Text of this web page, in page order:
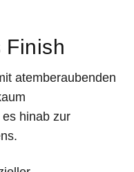
Finish
atemberaubenden
hinab zur